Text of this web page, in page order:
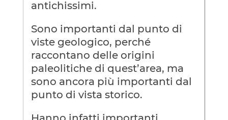
antichissimi.
Sono importanti dal punto di
viste geologico, perché
raccontano delle origini
paleolitiche di quest’area, ma
sono ancora più importanti dal
punto di vista storico.